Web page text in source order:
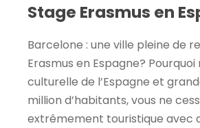
Stage Erasmus en
Barcelone : une ville pleine de
Erasmus en Espagne?
culturelle de l’Espagne et
million d’habitants, vous ne
extrêmement touristique avec